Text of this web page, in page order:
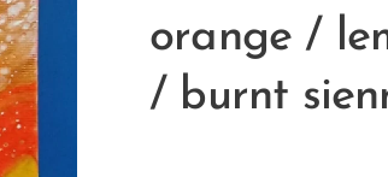
orange /
/ burnt